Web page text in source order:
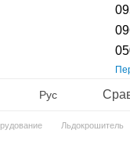
Рус
Льдокрошитель